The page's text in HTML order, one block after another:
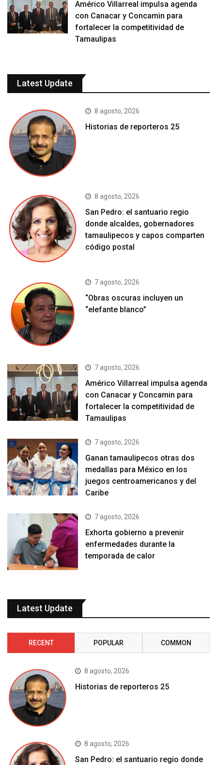
Américo Villarreal impulsa agenda
con Canacar y Concamin para
fortalecer la competitividad de
Tamaulipas
Latest Update
8 agosto, 2026
Historias de reporteros 25
8 agosto, 2026
San Pedro: el santuario regio
donde alcaldes, gobernadores
tamaulipecos y capos comparten
código postal
7 agosto, 2026
“Obras oscuras incluyen un
“elefante blanco”
7 agosto, 2026
Américo Villarreal impulsa agenda
con Canacar y Concamin para
fortalecer la competitividad de
Tamaulipas
7 agosto, 2026
Ganan tamaulipecos otras dos
medallas para México en los
juegos centroamericanos y del
Caribe
7 agosto, 2026
Exhorta gobierno a prevenir
enfermedades durante la
temporada de calor
Latest Update
RECENT POPULAR COMMON
8 agosto, 2026
Historias de reporteros 25
8 agosto, 2026
San Pedro: el santuario regio donde